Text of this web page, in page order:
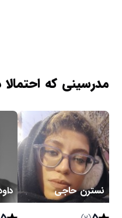
مدرسینی که
نسترن حاجی